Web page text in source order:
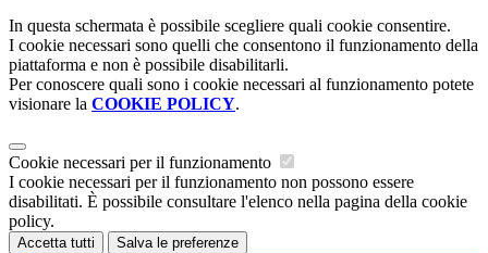
In questa schermata è possibile scegliere quali cookie consentire.
I cookie necessari sono quelli che consentono il funzionamento della
piattaforma e non è possibile disabilitarli.
Per conoscere quali sono i cookie necessari al funzionamento potete
visionare la COOKIE POLICY.
Cookie necessari per il funzionamento
I cookie necessari per il funzionamento non possono essere
disabilitati. È possibile consultare l'elenco nella pagina della cookie
policy.
Accetta tutti Salva le preferenze